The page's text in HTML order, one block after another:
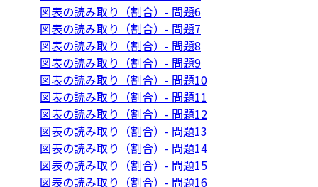
図表の読み取り（割合）- 問題6
図表の読み取り（割合）- 問題7
図表の読み取り（割合）- 問題8
図表の読み取り（割合）- 問題9
図表の読み取り（割合）- 問題10
図表の読み取り（割合）- 問題11
図表の読み取り（割合）- 問題12
図表の読み取り（割合）- 問題13
図表の読み取り（割合）- 問題14
図表の読み取り（割合）- 問題15
図表の読み取り（割合）- 問題16